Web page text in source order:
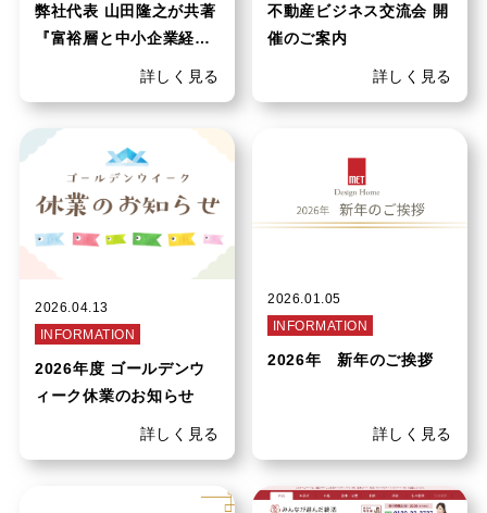
弊社代表 山田隆之が共著
『富裕層と中小企業経営
者のための10の相続戦
詳しく見る
不動産ビジネス交流会 開
催のご案内
詳しく見る
2026.04.13
INFORMATION
2026年度 ゴールデンウ
ィーク休業のお知らせ
詳しく見る
2026.01.05
INFORMATION
2026年 新年のご挨拶
詳しく見る